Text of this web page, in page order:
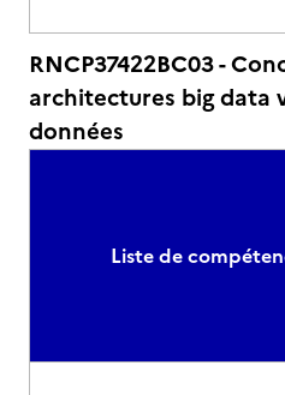
RNCP37422BC03 -
architectures big data
données
Liste de